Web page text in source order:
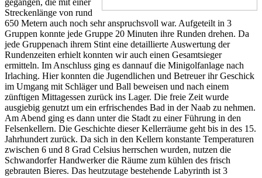
gegangen, die mit einer
Streckenlänge von rund
650 Metern auch noch sehr anspruchsvoll war. Aufgeteilt in 3
Gruppen konnte jede Gruppe 20 Minuten ihre Runden drehen. Da
jede Gruppenach ihrem Stint eine detaillierte Auswertung der
Rundenzeiten erhielt konnten wir auch einen Gesamtsieger
ermitteln. Im Anschluss ging es dannauf die Minigolfanlage nach
Irlaching. Hier konnten die Jugendlichen und Betreuer ihr Geschick
im Umgang mit Schläger und Ball beweisen und nach einem
zünftigen Mittagessen zurück ins Lager. Die freie Zeit wurde
ausgiebig genutzt um ein erfrischendes Bad in der Naab zu nehmen.
Am Abend ging es dann unter die Stadt zu einer Führung in den
Felsenkellern. Die Geschichte dieser Kellerräume geht bis in des 15.
Jahrhundert zurück. Da sich in den Kellern konstante Temperaturen
zwischen 6 und 8 Grad Celsius herrschen wurden, nutzen die
Schwandorfer Handwerker die Räume zum kühlen des frisch
gebrauten Bieres. Das heutzutage bestehende Labyrinth ist 3